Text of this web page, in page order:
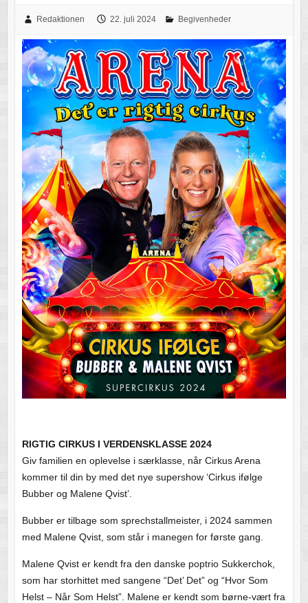
Redaktionen 22. juli 2024 Begivenheder
RIGTIG CIRKUS I VERDENSKLASSE 2024
Giv familien en oplevelse i særklasse, når Cirkus Arena
kommer til din by med det nye supershow ‘Cirkus ifølge
Bubber og Malene Qvist’.
Bubber er tilbage som sprechstallmeister, i 2024 sammen
med Malene Qvist, som står i manegen for første gang.
Malene Qvist er kendt fra den danske poptrio Sukkerchok,
som har storhittet med sangene “Det’ Det” og “Hvor Som
Helst – Når Som Helst”. Malene er kendt som børne-vært fra